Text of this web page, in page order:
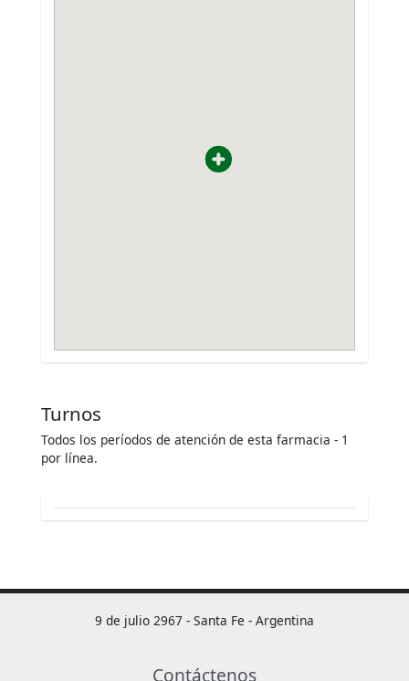
Turnos
Todos los períodos de atención de esta farmacia - 1
por línea.
9 de julio 2967 - Santa Fe - Argentina
Contáctenos